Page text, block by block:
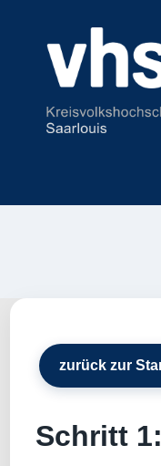
zurück zur
Schritt